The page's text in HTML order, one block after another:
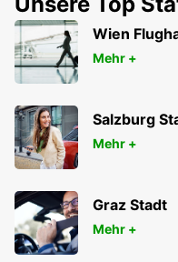
HARRISMITH
KWAZULU-NATAL -
Wien
Mehr +
Salzburg
Mehr +
Graz Stadt
Mehr +